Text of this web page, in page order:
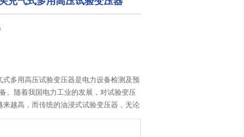
多用高压试验变压器是电力设备检测及预
。随着我国电力工业的发展，对试验变压
来越高，而传统的油浸式试验变压器，无论
在性能上都越来越不能满足现场工作的要